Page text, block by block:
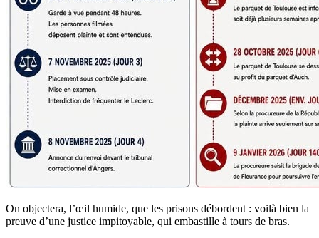
On objectera, l’œil humide, que les prisons débordent : voilà bien la
preuve d’une justice impitoyable, qui embastille à tours de bras.